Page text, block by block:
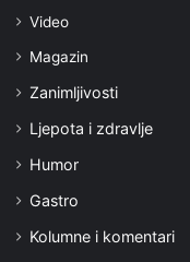
Video
Magazin
Zanimljivosti
Ljepota i zdravlje
Humor
Gastro
Kolumne i komentari